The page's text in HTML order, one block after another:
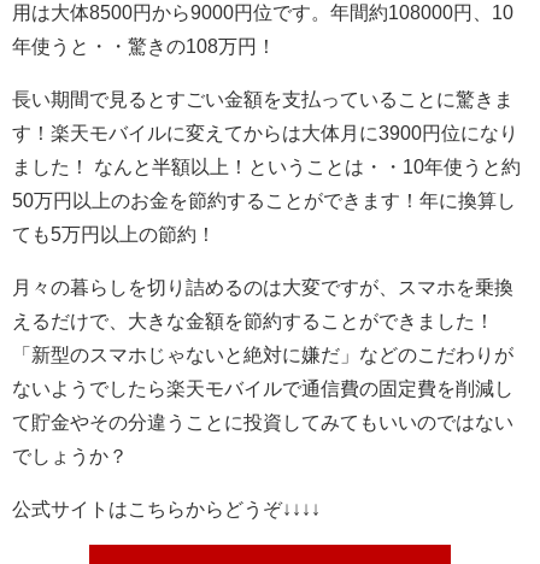
用は大体8500円から9000円位です。年間約108000円、10
年使うと・・驚きの108万円！
長い期間で見るとすごい金額を支払っていることに驚きま
す！楽天モバイルに変えてからは大体月に3900円位になり
ました！ なんと半額以上！ということは・・10年使うと約
50万円以上のお金を節約することができます！年に換算し
ても5万円以上の節約！
月々の暮らしを切り詰めるのは大変ですが、スマホを乗換
えるだけで、大きな金額を節約することができました！
「新型のスマホじゃないと絶対に嫌だ」などのこだわりが
ないようでしたら楽天モバイルで通信費の固定費を削減し
て貯金やその分違うことに投資してみてもいいのではない
でしょうか？
公式サイトはこちらからどうぞ↓↓↓↓